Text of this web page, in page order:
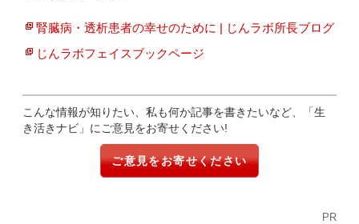
腎臓病・透析患者の幸せのために | じんラボ所長ブログ
じんラボフェイスブックページ
こんな情報が知りたい、私も何か記事を書きたいなど、「生
き活きナビ」にご意見をお寄せください!
ご意見をお寄せください
PR